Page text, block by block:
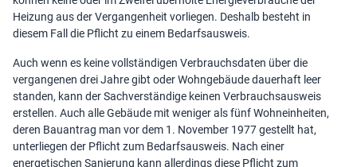
Heizung aus der Vergangenheit vorliegen. Deshalb besteht in
diesem Fall die Pflicht zu einem Bedarfsausweis.
Auch wenn es keine vollständigen Verbrauchsdaten über die
vergangenen drei Jahre gibt oder Wohngebäude dauerhaft leer
standen, kann der Sachverständige keinen Verbrauchsausweis
erstellen. Auch alle Gebäude mit weniger als fünf Wohneinheiten,
deren Bauantrag man vor dem 1. November 1977 gestellt hat,
unterliegen der Pflicht zum Bedarfsausweis. Nach einer
energetischen Sanierung kann allerdings diese Pflicht zum